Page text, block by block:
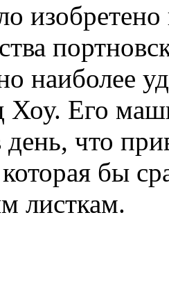
наиболее
Хоу. Его
день, что
бы
листкам.